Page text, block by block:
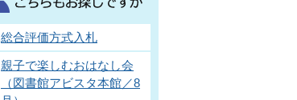
総合評価方式入札
親子で楽しむおはなし会
（図書館アビスタ本館／8